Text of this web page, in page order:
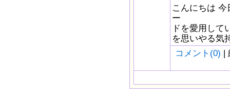
こんにちは
ー
ドを愛用して
を思いやる気
コメント(0) |